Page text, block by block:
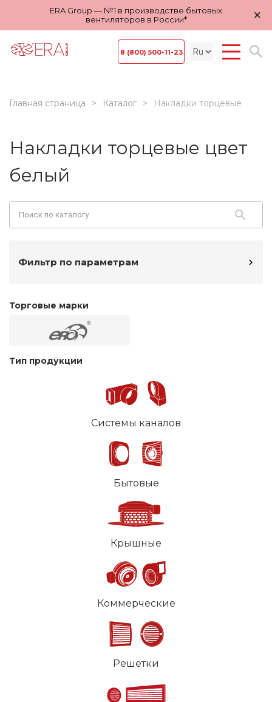
ERA Group — №1 в производстве бытовых
вентиляторов в России*
×
8 (800) 500-11-23
Главная страница Каталог Накладки торцевые
Накладки торцевые цвет
белый
Фильтр по параметрам
Торговые марки
Тип продукции
Системы каналов
Бытовые
Крышные
Коммерческие
Решетки